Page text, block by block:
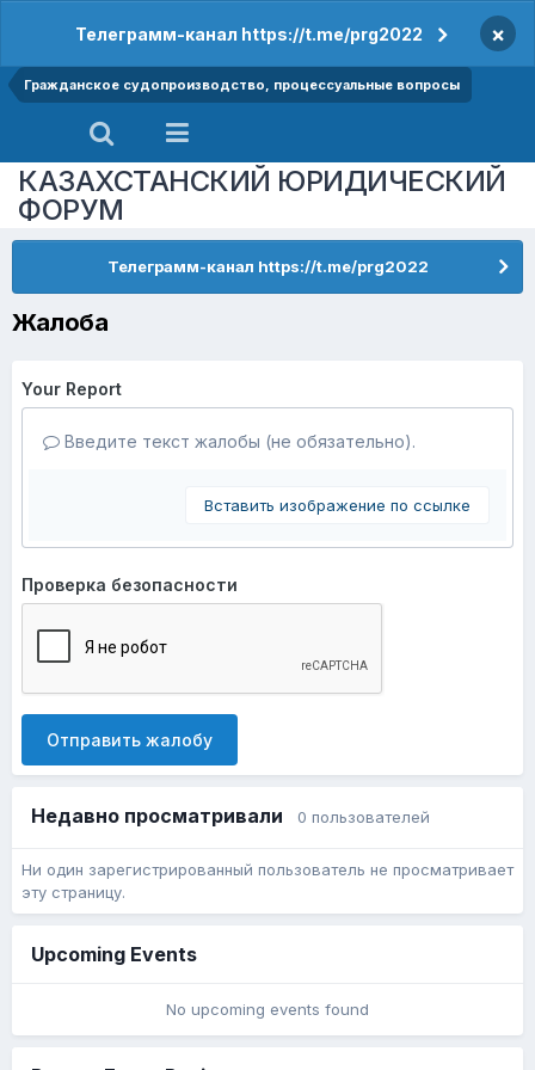
Телеграмм-канал https://t.me/prg2022 ×
Гражданское судопроизводство, процессуальные вопросы
КАЗАХСТАНСКИЙ ЮРИДИЧЕСКИЙ
ФОРУМ
Телеграмм-канал https://t.me/prg2022
Жалоба
Your Report
Введите текст жалобы (не обязательно).
Вставить изображение по ссылке
Проверка безопасности
Отправить жалобу
Недавно просматривали 0 пользователей
Ни один зарегистрированный пользователь не просматривает
эту страницу.
Upcoming Events
No upcoming events found